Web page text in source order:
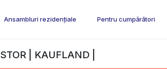
Ansambluri rezidențiale Pentru cumpărători
| KAUFLAND |